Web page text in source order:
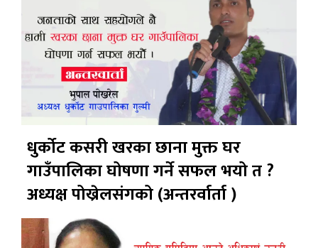
धुर्कोट कसरी खरका छाना मुक्त घर
गाउँपालिका घोषणा गर्ने सफल भयो त ?
अध्यक्ष पोख्रेलसंगको (अन्तरर्वार्ता )